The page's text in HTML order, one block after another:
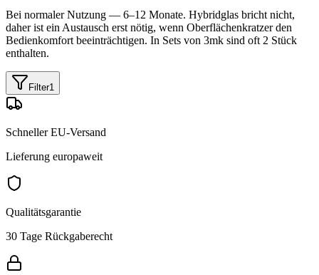
Bei normaler Nutzung — 6–12 Monate. Hybridglas bricht nicht,
daher ist ein Austausch erst nötig, wenn Oberflächenkratzer den
Bedienkomfort beeinträchtigen. In Sets von 3mk sind oft 2 Stück
enthalten.
Filter1
Schneller EU-Versand
Lieferung europaweit
Qualitätsgarantie
30 Tage Rückgaberecht